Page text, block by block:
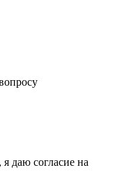
даю согласие на